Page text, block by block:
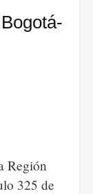
Región
325 de